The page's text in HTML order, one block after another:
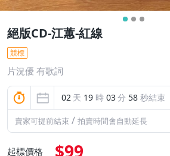
絕版CD-江蕙-紅線
競標
片況優 有歌詞
02 天 19 時 03分 57 秒結束
賣家可提前結束 / 拍賣時間會自動延長
起標價格 $99